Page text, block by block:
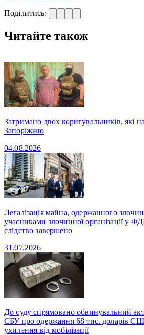
Поділитись:
Читайте також
—
Затримано двох коригувальників, які
Запоріжжю
04.08.2026
Легалізація майна, одержанного
учасниками злочинної організації у
слідство завершено
31.07.2026
До суду спрямовано обвинувальний
СБУ про одержання 68 тис. доларів
ухилення від мобілізації